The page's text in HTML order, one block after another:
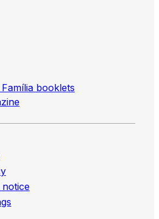
booklets
notice